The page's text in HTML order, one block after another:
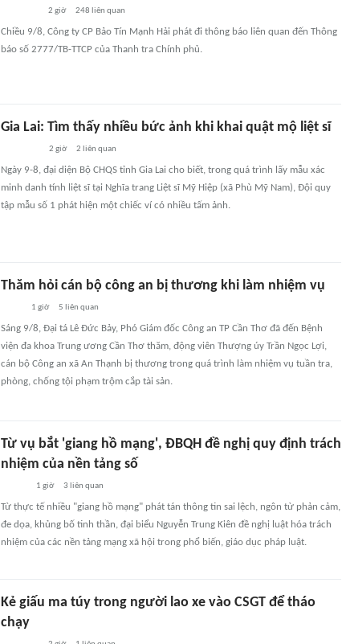
2 giờ 248 liên quan
Chiều 9/8, Công ty CP Bảo Tín Mạnh Hải phát đi thông báo liên quan đến Thông
báo số 2777/TB-TTCP của Thanh tra Chính phủ.
Gia Lai: Tìm thấy nhiều bức ảnh khi khai quật mộ liệt sĩ
2 giờ 2 liên quan
Ngày 9-8, đại diện Bộ CHQS tỉnh Gia Lai cho biết, trong quá trình lấy mẫu xác
minh danh tính liệt sĩ tại Nghĩa trang Liệt sĩ Mỹ Hiệp (xã Phù Mỹ Nam), Đội quy
tập mẫu số 1 phát hiện một chiếc ví có nhiều tấm ảnh.
Thăm hỏi cán bộ công an bị thương khi làm nhiệm vụ
1 giờ 5 liên quan
Sáng 9/8, Đại tá Lê Đức Bảy, Phó Giám đốc Công an TP Cần Thơ đã đến Bệnh
viện đa khoa Trung ương Cần Thơ thăm, động viên Thượng úy Trần Ngọc Lợi,
cán bộ Công an xã An Thạnh bị thương trong quá trình làm nhiệm vụ tuần tra,
phòng, chống tội phạm trộm cắp tài sản.
Từ vụ bắt 'giang hồ mạng', ĐBQH đề nghị quy định trách
nhiệm của nền tảng số
1 giờ 3 liên quan
Từ thực tế nhiều "giang hồ mạng" phát tán thông tin sai lệch, ngôn từ phản cảm,
đe dọa, khủng bố tinh thần, đại biểu Nguyễn Trung Kiên đề nghị luật hóa trách
nhiệm của các nền tảng mạng xã hội trong phổ biến, giáo dục pháp luật.
Kẻ giấu ma túy trong người lao xe vào CSGT để tháo
chạy